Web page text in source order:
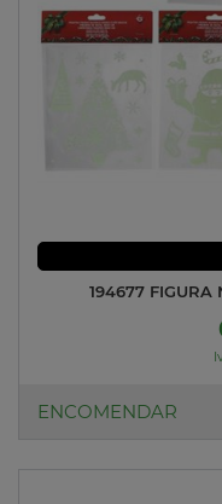
194677 FIGURA
ENCOMENDAR